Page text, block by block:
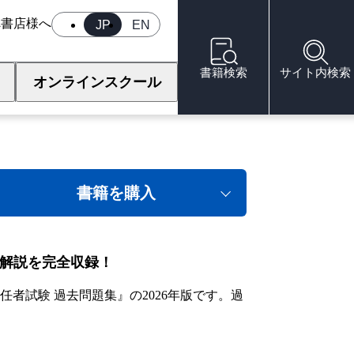
JP EN
書店様へ
オンラインスクール
書籍検索 サイト内検索
過去問題集
書籍を購入
説を完全収録！
者試験 過去問題集』の2026年版です。過